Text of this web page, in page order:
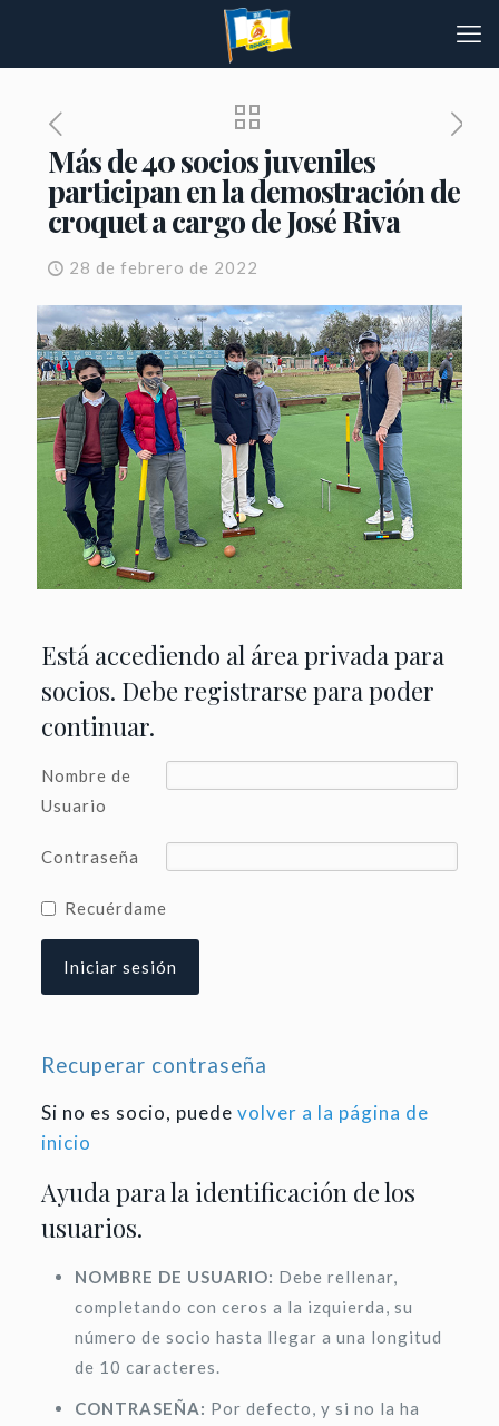
Más de 40 socios juveniles
participan en la demostración de
croquet a cargo de José Riva
28 de febrero de 2022
Está accediendo al área privada para
socios. Debe registrarse para poder
continuar.
Nombre de
Usuario
Contraseña
Recuérdame
Recuperar contraseña
Si no es socio, puede volver a la página de
inicio
Ayuda para la identificación de los
usuarios.
NOMBRE DE USUARIO: Debe rellenar,
completando con ceros a la izquierda, su
número de socio hasta llegar a una longitud
de 10 caracteres.
CONTRASEÑA: Por defecto, y si no la ha